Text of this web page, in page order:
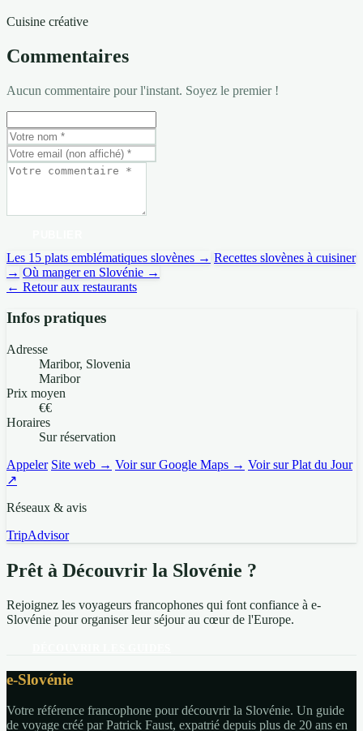
Cuisine créative
Commentaires
Aucun commentaire pour l'instant. Soyez le premier !
Les 15 plats emblématiques slovènes → Recettes slovènes à cuisiner
→ Où manger en Slovénie →
← Retour aux restaurants
Infos pratiques
Adresse
Maribor, Slovenia
Maribor
Prix moyen
€€
Horaires
Sur réservation
Appeler Site web → Voir sur Google Maps → Voir sur Plat du Jour
↗
Réseaux & avis
TripAdvisor
Prêt à Découvrir la Slovénie ?
Rejoignez les voyageurs francophones qui font confiance à e-
Slovénie pour organiser leur séjour au cœur de l'Europe.
e-Slovénie
Votre référence francophone pour découvrir la Slovénie. Un guide
de voyage créé par Patrick Faust, expatrié depuis plus de 20 ans en